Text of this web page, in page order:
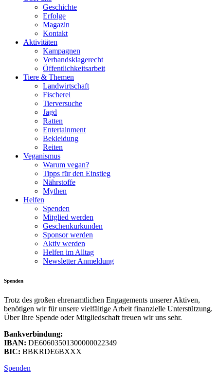
Geschichte
Erfolge
Magazin
Kontakt
Aktivitäten
Kampagnen
Verbandsklagerecht
Öffentlichkeitsarbeit
Tiere & Themen
Landwirtschaft
Fischerei
Tierversuche
Jagd
Ratten
Entertainment
Bekleidung
Reiten
Veganismus
Warum vegan?
Tipps für den Einstieg
Nährstoffe
Mythen
Helfen
Spenden
Mitglied werden
Geschenkurkunden
Sponsor werden
Aktiv werden
Helfen im Alltag
Newsletter Anmeldung
Spenden
Trotz des großen ehrenamtlichen Engagements unserer Aktiven,
benötigen wir für unsere vielfältige Arbeit finanzielle Unterstützung.
Über Ihre Spende oder Mitgliedschaft freuen wir uns sehr.
Bankverbindung:
IBAN: DE60603501300000022349
BIC: BBKRDE6BXXX
Spenden